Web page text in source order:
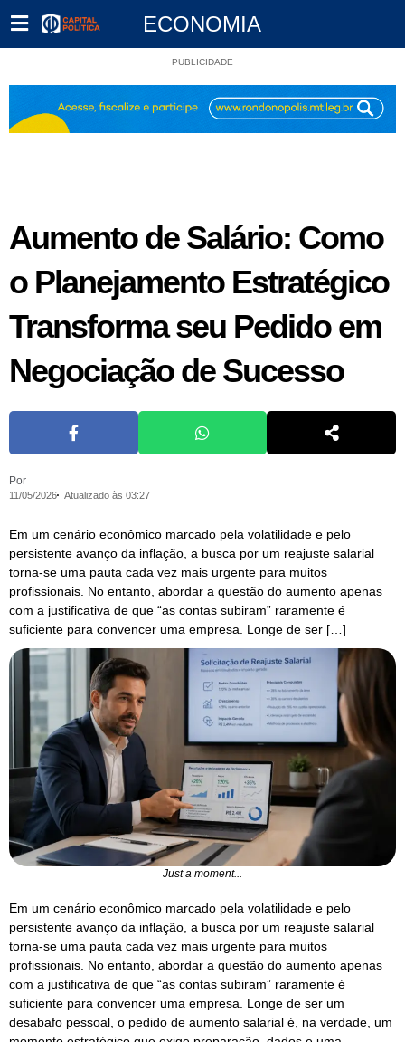
ECONOMIA
PUBLICIDADE
Aumento de Salário: Como
o Planejamento Estratégico
Transforma seu Pedido em
Negociação de Sucesso
Por
11/05/2026 Atualizado às 03:27
Em um cenário econômico marcado pela volatilidade e pelo
persistente avanço da inflação, a busca por um reajuste salarial
torna-se uma pauta cada vez mais urgente para muitos
profissionais. No entanto, abordar a questão do aumento apenas
com a justificativa de que “as contas subiram” raramente é
suficiente para convencer uma empresa. Longe de ser […]
Just a moment...
Em um cenário econômico marcado pela volatilidade e pelo
persistente avanço da inflação, a busca por um reajuste salarial
torna-se uma pauta cada vez mais urgente para muitos
profissionais. No entanto, abordar a questão do aumento apenas
com a justificativa de que “as contas subiram” raramente é
suficiente para convencer uma empresa. Longe de ser um
desabafo pessoal, o pedido de aumento salarial é, na verdade, um